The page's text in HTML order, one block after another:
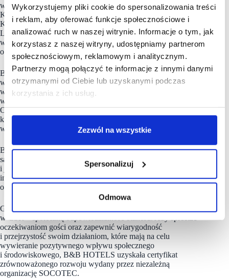
Wykorzystujemy pliki cookie do spersonalizowania treści
i reklam, aby oferować funkcje społecznościowe i
analizować ruch w naszej witrynie. Informacje o tym, jak
korzystasz z naszej witryny, udostępniamy partnerom
społecznościowym, reklamowym i analitycznym.
Partnerzy mogą połączyć te informacje z innymi danymi
otrzymanymi od Ciebie lub uzyskanymi podczas
korzystania z ich usług.
Zezwól na wszystkie
Spersonalizuj
Odmowa
w Toruniu, Warszawie, Wrocławiu, Krakowie, Łodzi,
Katowicach, Nowym Targu, Rzeszowie, Lublinie, Poznaniu,
Kielcach, Bytomiu, Piotrkowie Trybunalskim i Tomaszowie
Lubelskim. W ciągu kilku najbliższych miesięcy na tę listę
wpiszą się dwa kolejne B&B HOTELE – w Kaliszu
oraz Lesznie, przygotowywane właśnie do otwarcia.
B&B HOTELS to jedna z najważniejszych grup hotelowych
w Europie w segmencie ekonomicznym. Grupa założona
w Brest w 1990 roku posiada obecnie sieć ponad 800 hoteli
w 17 krajach, w Europie, Brazylii i Stanach Zjednoczonych.
Od 2022 roku odnotowała wykładniczy wzrost i zamierza
kontynuować tę dynamikę w 2024 roku. W 2024 roku Grupa
wprowadza nowy koncept hotelowy – B&B HOME.
B&B HOTELS, należące do segmentu value for money,
są zaangażowane w oferowanie swoim klientom komfortu
i jakości, przy najlepszej relacji w stosunku do ceny. Empatia,
inteligentna prostota, ciągłe doskonalenie, uczciwość
oraz inkluzywność to nadrzędne wartości Grupy.
Grupa B&B HOTELS jest również aktywnie zaangażowana
w CSR – społeczną odpowiedzialność biznesu. Aby sprostać
oczekiwaniom gości oraz zapewnić wiarygodność
i przejrzystość swoim działaniom, które mają na celu
wywieranie pozytywnego wpływu społecznego
i środowiskowego, B&B HOTELS uzyskała certyfikat
zrównoważonego rozwoju wydany przez niezależną
organizację SOCOTEC.